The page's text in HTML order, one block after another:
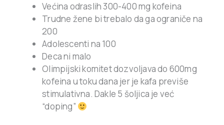
Većina odraslih 300-400 mg kofeina
Trudne žene bi trebalo da ga ograniče na
200
Adolescenti na 100
Deca ni malo
Olimpijski komitet dozvoljava do 600mg
kofeina u toku dana jer je kafa previše
stimulativna. Dakle 5 šoljica je već
“doping”